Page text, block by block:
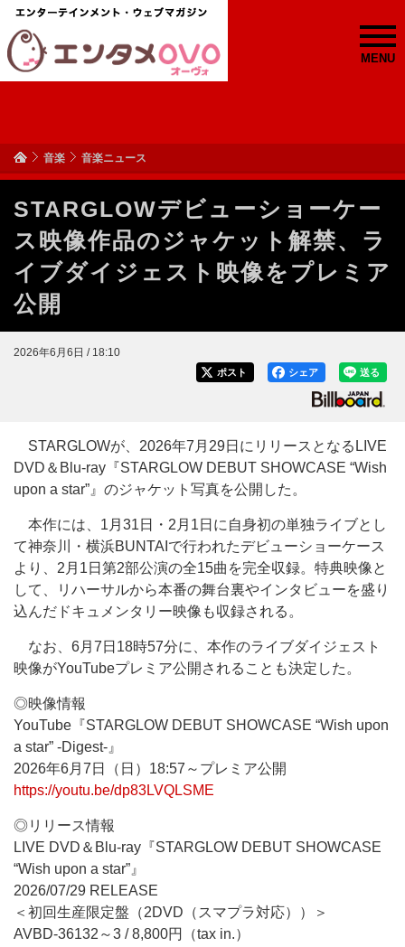
MENU
音楽 音楽ニュース
STARGLOWデビューショーケー
ス映像作品のジャケット解禁、ラ
イブダイジェスト映像をプレミア
公開
2026年6月6日 / 18:10
送る
シェア
ポスト
STARGLOWが、2026年7月29日にリリースとなるLIVE
DVD＆Blu-ray『STARGLOW DEBUT SHOWCASE “Wish
upon a star”』のジャケット写真を公開した。
本作には、1月31日・2月1日に自身初の単独ライブとし
て神奈川・横浜BUNTAIで行われたデビューショーケース
より、2月1日第2部公演の全15曲を完全収録。特典映像と
して、リハーサルから本番の舞台裏やインタビューを盛り
込んだドキュメンタリー映像も収録される。
なお、6月7日18時57分に、本作のライブダイジェスト
映像がYouTubeプレミア公開されることも決定した。
◎映像情報
YouTube『STARGLOW DEBUT SHOWCASE “Wish upon
a star” -Digest-』
2026年6月7日（日）18:57～プレミア公開
https://youtu.be/dp83LVQLSME
◎リリース情報
LIVE DVD＆Blu-ray『STARGLOW DEBUT SHOWCASE
“Wish upon a star”』
2026/07/29 RELEASE
＜初回生産限定盤（2DVD（スマプラ対応））＞
AVBD-36132～3 / 8,800円（tax in.）